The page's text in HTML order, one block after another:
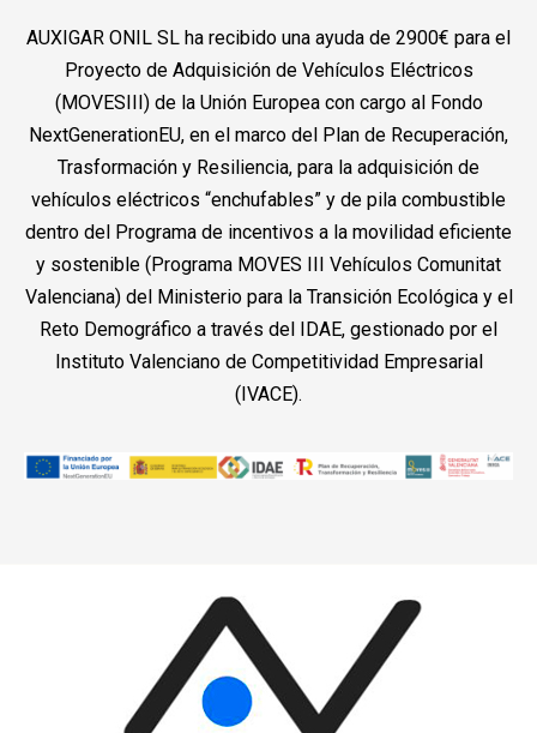
AUXIGAR ONIL SL ha recibido una ayuda de 2900€ para el
Proyecto de Adquisición de Vehículos Eléctricos
(MOVESIII) de la Unión Europea con cargo al Fondo
NextGenerationEU, en el marco del Plan de Recuperación,
Trasformación y Resiliencia, para la adquisición de
vehículos eléctricos “enchufables” y de pila combustible
dentro del Programa de incentivos a la movilidad eficiente
y sostenible (Programa MOVES III Vehículos Comunitat
Valenciana) del Ministerio para la Transición Ecológica y el
Reto Demográfico a través del IDAE, gestionado por el
Instituto Valenciano de Competitividad Empresarial
(IVACE).